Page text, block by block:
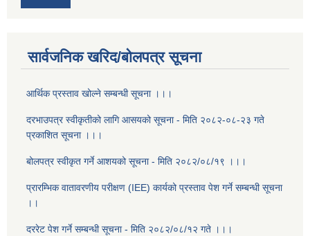
सार्वजनिक खरिद/बोलपत्र सूचना
आर्थिक प्रस्ताव खोल्ने सम्बन्धी सूचना ।।।
दरभाउपत्र स्वीकृतीको लागि आसयको सूचना - मिति २०८२-०८-२३ गते
प्रकाशित सूचना ।।।
बोलपत्र स्वीकृत गर्ने आशयको सूचना - मिति २०८२/०८/१९ ।।।
प्रारम्भिक वातावरणीय परीक्षण (IEE) कार्यको प्रस्ताव पेश गर्ने सम्बन्धी सूचना
।।
दररेट पेश गर्ने सम्बन्धी सूचना - मिति २०८२/०८/१२ गते ।।।